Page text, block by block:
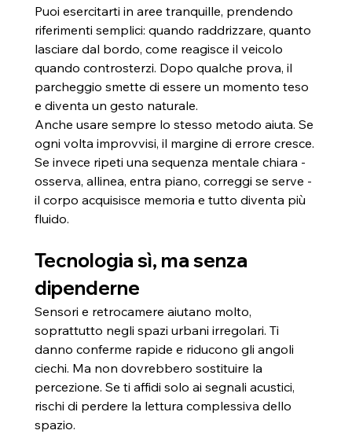
Puoi esercitarti in aree tranquille, prendendo
riferimenti semplici: quando raddrizzare, quanto
lasciare dal bordo, come reagisce il veicolo
quando controsterzi. Dopo qualche prova, il
parcheggio smette di essere un momento teso
e diventa un gesto naturale.
Anche usare sempre lo stesso metodo aiuta. Se
ogni volta improvvisi, il margine di errore cresce.
Se invece ripeti una sequenza mentale chiara -
osserva, allinea, entra piano, correggi se serve -
il corpo acquisisce memoria e tutto diventa più
fluido.
Tecnologia sì, ma senza
dipenderne
Sensori e retrocamere aiutano molto,
soprattutto negli spazi urbani irregolari. Ti
danno conferme rapide e riducono gli angoli
ciechi. Ma non dovrebbero sostituire la
percezione. Se ti affidi solo ai segnali acustici,
rischi di perdere la lettura complessiva dello
spazio.